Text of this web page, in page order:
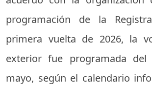
programación de la
primera vuelta de 2026, la
exterior fue programada
mayo, según el calendario